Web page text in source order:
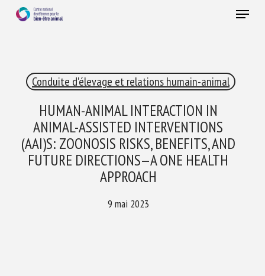
Menu
Conduite d'élevage et relations humain-animal
HUMAN-ANIMAL INTERACTION IN
ANIMAL-ASSISTED INTERVENTIONS
(AAI)S: ZOONOSIS RISKS, BENEFITS, AND
FUTURE DIRECTIONS—A ONE HEALTH
APPROACH
9 mai 2023
RECEVEZ CHAQUE MOIS GRATUITEMENT
ANIMAL